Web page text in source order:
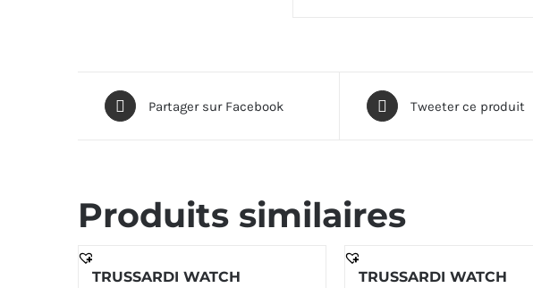
Partager sur Facebook Tweeter ce produit
Produits similaires
TRUSSARDI WATCH
TRUSSARDI WATCH